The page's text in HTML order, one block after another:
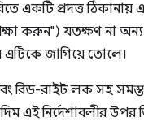
একটি প্রদত্ত ঠিকানায়
করুন") যতক্ষণ না অন্য
এটিকে জাগিয়ে তোলে।
রিড-রাইট লক সহ
এই নির্দেশাবলীর উপর